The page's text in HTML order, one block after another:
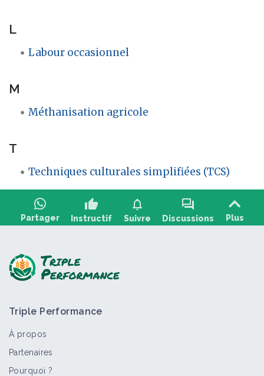
L
Labour occasionnel
M
Méthanisation agricole
T
Techniques culturales simplifiées (TCS)
Partager
thumb_up
Instructif
notifications
Suivre
forum
Discussions Plus
Triple Performance
À propos
Partenaires
Pourquoi ?